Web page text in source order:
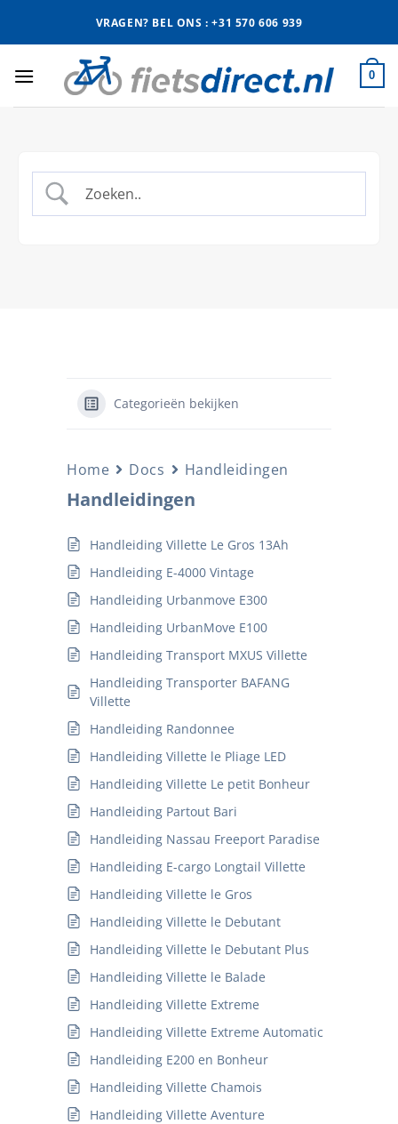
VRAGEN? BEL ONS : +31 570 606 939
0
Categorieën bekijken
Home Docs Handleidingen
Handleidingen
Handleiding Villette Le Gros 13Ah
Handleiding E-4000 Vintage
Handleiding Urbanmove E300
Handleiding UrbanMove E100
Handleiding Transport MXUS Villette
Handleiding Transporter BAFANG
Villette
Handleiding Randonnee
Handleiding Villette le Pliage LED
Handleiding Villette Le petit Bonheur
Handleiding Partout Bari
Handleiding Nassau Freeport Paradise
Handleiding E-cargo Longtail Villette
Handleiding Villette le Gros
Handleiding Villette le Debutant
Handleiding Villette le Debutant Plus
Handleiding Villette le Balade
Handleiding Villette Extreme
Handleiding Villette Extreme Automatic
Handleiding E200 en Bonheur
Handleiding Villette Chamois
Handleiding Villette Aventure